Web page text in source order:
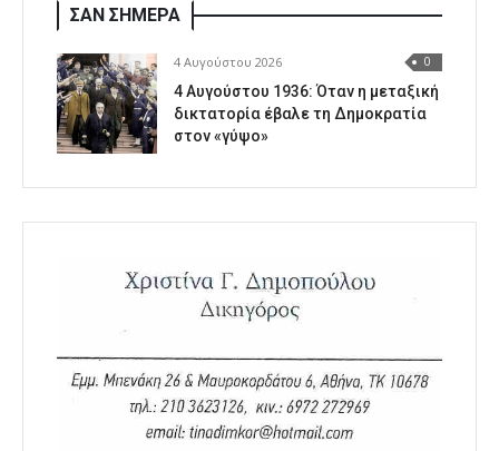
ΣΑΝ ΣΗΜΕΡΑ
4 Αυγούστου 2026 0
4 Αυγούστου 1936: Όταν η μεταξική
δικτατορία έβαλε τη Δημοκρατία
στον «γύψο»